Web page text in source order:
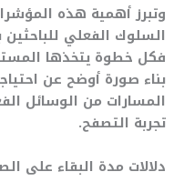
وتبرز أهمية هذه
السلوك الفعلي للباحثين
فكل خطوة يتخذها
بناء صورة أوضح عن
المسارات من الوسائل
تجربة التصفح.
دلالات مدة البقاء على